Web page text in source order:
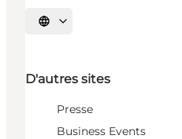
Choisissez la langue
D'autres sites
Presse
Business Events